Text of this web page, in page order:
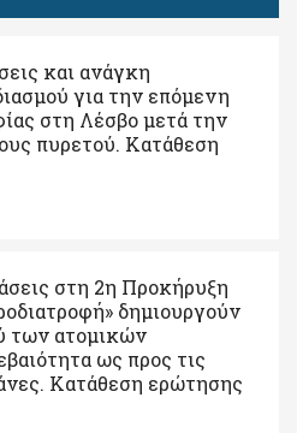
και ανάγκη
για την επόμενη
στη Λέσβο μετά την
πυρετού. Kατάθεση
στη 2η Προκήρυξη
δημιουργούν
των ατομικών
ως προς τις
Κατάθεση ερώτησης